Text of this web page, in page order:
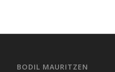
BODIL MAURITZEN